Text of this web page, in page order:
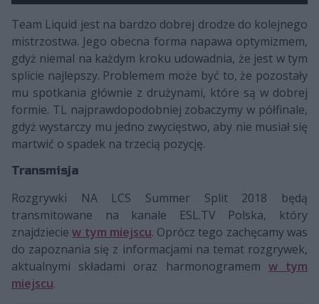
Team Liquid jest na bardzo dobrej drodze do kolejnego
mistrzostwa. Jego obecna forma napawa optymizmem,
gdyż niemal na każdym kroku udowadnia, że jest w tym
splicie najlepszy. Problemem może być to, że pozostały
mu spotkania głównie z drużynami, które są w dobrej
formie. TL najprawdopodobniej zobaczymy w półfinale,
gdyż wystarczy mu jedno zwycięstwo, aby nie musiał się
martwić o spadek na trzecią pozycję.
Transmisja
Rozgrywki NA LCS Summer Split 2018 będą
transmitowane na kanale ESL.TV Polska, który
znajdzieciew tym miejscu. Oprócz tego zachęcamy was
do zapoznania się z informacjami na temat rozgrywek,
aktualnymi składami oraz harmonogramem w tym
miejscu.